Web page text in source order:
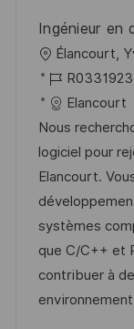
Ingénieur en
o
c
a
l
i
s
a
t
i
o
Élancourt,
R
é
f
é
r
e
n
c
e
d
R0331923
Elancourt
Nous
logiciel pour
Elancourt.
systèmes
que C/C++ et
contribuer à